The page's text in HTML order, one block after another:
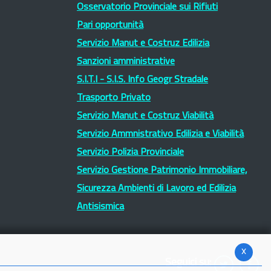
Osservatorio Provinciale sui Rifiuti
Pari opportunità
Servizio Manut e Costruz Edilizia
Sanzioni amministrative
S.I.T.I - S.I.S. Info Geogr Stradale
Trasporto Privato
Servizio Manut e Costruz Viabilità
Servizio Ammnistrativo Edilizia e Viabilità
Servizio Polizia Provinciale
Servizio Gestione Patrimonio Immobiliare,
Sicurezza Ambienti di Lavoro ed Edilizia
Antisismica
Seguici su:
x